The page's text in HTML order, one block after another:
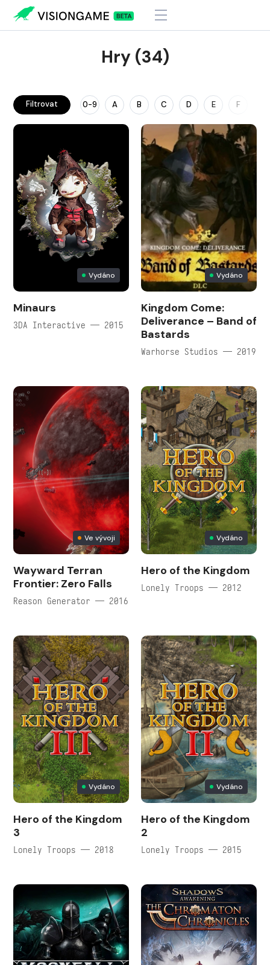
Hry (34)
Filtrovat 0-9 A B C D E F
Vydáno
Minaurs
3DA Interactive — 2015
Vydáno
Kingdom Come:
Deliverance – Band of
Bastards
Warhorse Studios — 2019
Ve vývoji
Wayward Terran
Frontier: Zero Falls
Reason Generator — 2016
Vydáno
Hero of the Kingdom
Lonely Troops — 2012
Vydáno
Hero of the Kingdom
3
Lonely Troops — 2018
Vydáno
Hero of the Kingdom
2
Lonely Troops — 2015